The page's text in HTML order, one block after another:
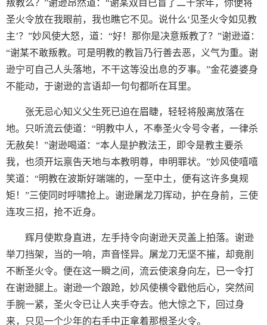
叛教么？”谢逊昂然道：“谢某双目已盲了二十余年，你便将
圣火令放在我眼前，我也瞧它不见。说什么‘见圣火令如见教
主’？”妙风使大怒，道：“好！那你是决意叛教了？”谢逊道：
“谢某不敢叛教。可是明教的教旨乃行善去恶，义气为重。谢
逊宁可自己人头落地，不干这等没出息的歹事。”金花婆婆身
不能动，于谢逊的言语却一句句都听在耳里。
张无忌心知义父生死已迫在眉睫，轻轻将殷离放落在
地。只听流云使道：“明教中人，不奉圣火令号令者，一律杀
无赦矣！”谢逊喝道：“本人是护教法王，即令是教主要杀
我，也须开坛禀告天地与本教明尊，申明罪状。”妙风使嘻嘻
笑道：“明教在波斯好端端的，一至中土，便有这许多臭规
矩！”三使同时呼啸抢上。谢逊屠龙刀挥动，护在身前，三使
连攻三招，抢不近身。
辉月使欺身直进，左手持令向谢逊天灵盖上拍落。谢逊
举刀挡架，当的一响，声音怪异。屠龙刀无坚不摧，却竟削
不断圣火令。便在这一瞬之间，流云使滚身向左，已一令打
在谢逊腿上。谢逊一个踉跄，妙风使横令戳他后心，突然间
手腕一紧，圣火令已让人夹手夺去。他大惊之下，回过身
来，只见一个少年的右手中正拿着那根圣火令。